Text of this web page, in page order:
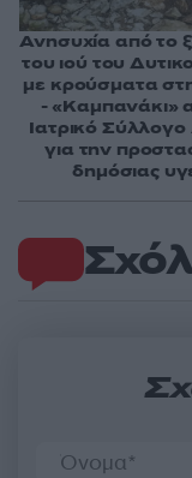
Ανησυχία από το
του ιού του
με κρούσματα
- «Καμπανάκι»
Ιατρικό
για την
δημόσιας